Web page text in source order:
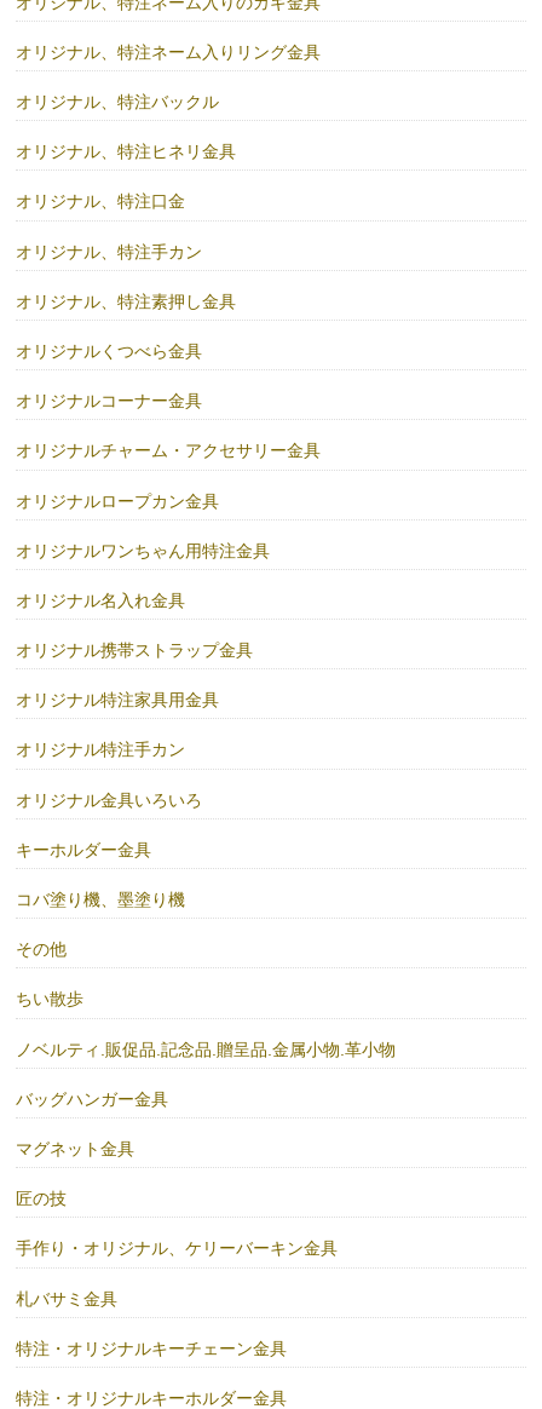
オリジナル、特注ネーム入りリング金具
オリジナル、特注バックル
オリジナル、特注ヒネリ金具
オリジナル、特注口金
オリジナル、特注手カン
オリジナル、特注素押し金具
オリジナルくつべら金具
オリジナルコーナー金具
オリジナルチャーム・アクセサリー金具
オリジナルロープカン金具
オリジナルワンちゃん用特注金具
オリジナル名入れ金具
オリジナル携帯ストラップ金具
オリジナル特注家具用金具
オリジナル特注手カン
オリジナル金具いろいろ
キーホルダー金具
コバ塗り機、墨塗り機
その他
ちい散歩
ノベルティ.販促品.記念品.贈呈品.金属小物.革小物
バッグハンガー金具
マグネット金具
匠の技
手作り・オリジナル、ケリーバーキン金具
札バサミ金具
特注・オリジナルキーチェーン金具
特注・オリジナルキーホルダー金具